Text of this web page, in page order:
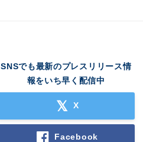
SNSでも最新のプレスリリース情
報をいち早く配信中
X
Facebook